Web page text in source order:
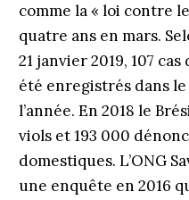
comme la « loi contre
quatre ans en mars.
21 janvier 2019, 107
été enregistrés dans
l’année. En 2018 le
viols et 193 000
domestiques. L’ONG
une enquête en 2016